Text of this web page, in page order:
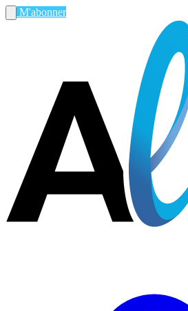
M'abonner